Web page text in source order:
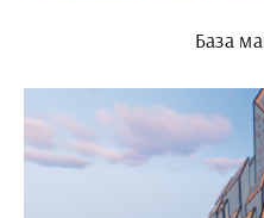
База